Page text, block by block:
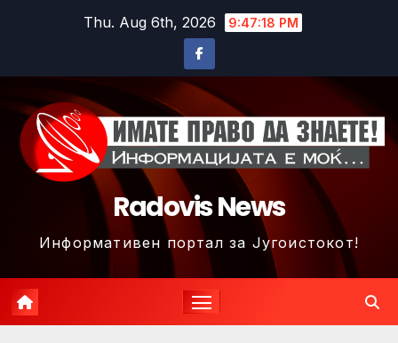
Thu. Aug 6th, 2026 9:47:21 PM
Radovis News
Информативен портал за Југоистокот!